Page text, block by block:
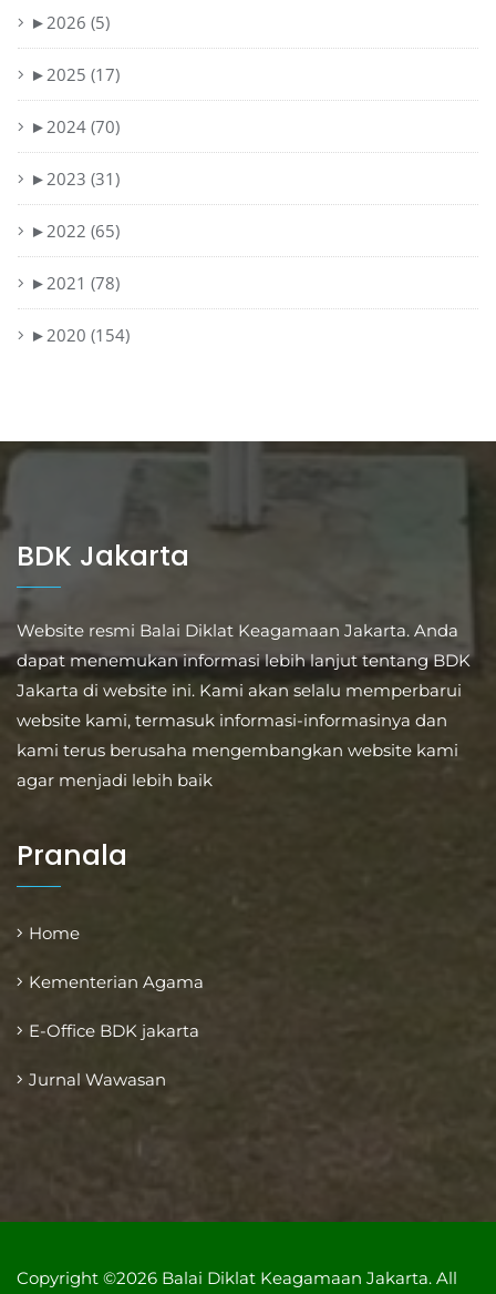
► 2026 (5)
► 2025 (17)
► 2024 (70)
► 2023 (31)
► 2022 (65)
► 2021 (78)
► 2020 (154)
BDK Jakarta
Website resmi Balai Diklat Keagamaan Jakarta. Anda
dapat menemukan informasi lebih lanjut tentang BDK
Jakarta di website ini. Kami akan selalu memperbarui
website kami, termasuk informasi-informasinya dan
kami terus berusaha mengembangkan website kami
agar menjadi lebih baik
Pranala
Home
Kementerian Agama
E-Office BDK jakarta
Jurnal Wawasan
Copyright ©2026 Balai Diklat Keagamaan Jakarta. All